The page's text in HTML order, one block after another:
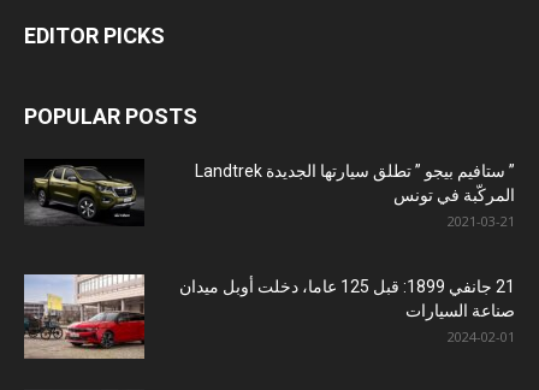
EDITOR PICKS
POPULAR POSTS
” ستافيم بيجو ” تطلق سيارتها الجديدة Landtrek
المركّبة في تونس
2021-03-21
21 جانفي 1899: قبل 125 عاما، دخلت أوبل ميدان
صناعة السيارات
2024-02-01